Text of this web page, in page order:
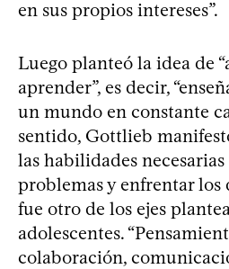
en sus propios intereses”.
Luego planteó la idea de
aprender”, es decir,
un mundo en constante
sentido, Gottlieb
las habilidades
problemas y enfrentar los
fue otro de los ejes
adolescentes.
colaboración,